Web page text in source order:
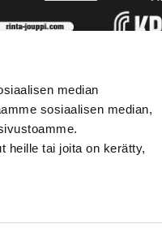
median
sosiaalisen median,
heille tai joita on kerätty,
MEDIA